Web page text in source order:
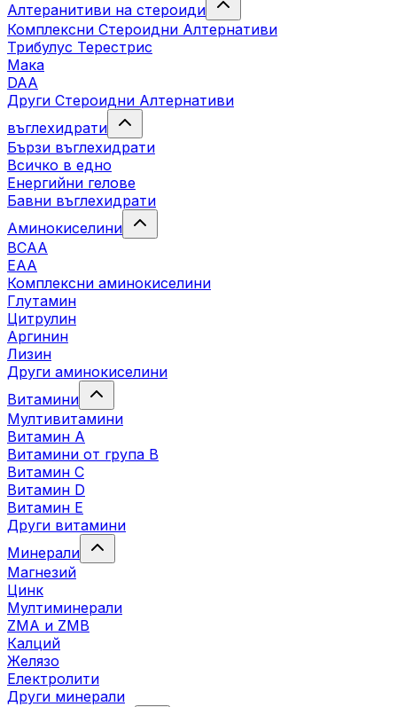
Алтеранитиви на стероиди
Комплексни Стероидни Алтернативи
Трибулус Терестрис
Maка
DAA
Други Стероидни Алтернативи
въглехидрати
Бързи въглехидрати
Всичко в едно
Енергийни гелове
Бавни въглехидрати
Аминокиселини
BCAA
EAA
Комплексни аминокиселини
Глутамин
Цитрулин
Аргинин
Лизин
Други аминокиселини
Витамини
Мултивитамини
Витамин А
Витамини от група B
Витамин C
Витамин D
Витамин E
Други витамини
Минерали
Магнезий
Цинк
Мултиминерали
ZMA и ZMB
Калций
Желязо
Електролити
Други минерали